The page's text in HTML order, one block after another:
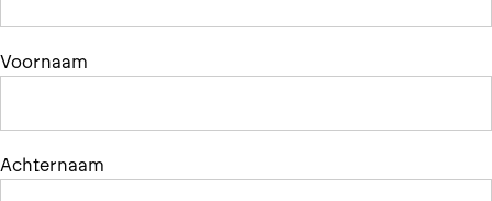
Voornaam
Achternaam